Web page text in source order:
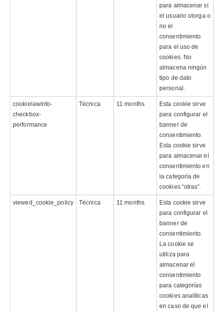
para almacenar si
el usuario otorga o
no el
consentimiento
para el uso de
cookies. No
almacena ningún
tipo de dato
personal.
cookielawinfo-
checkbox-
performance
Técnica 11 months
Esta cookie sirve
para configurar el
banner de
consentimiento.
Esta cookie sirve
para almacenar el
consentimiento en
la categoría de
cookies “otras”.
viewed_cookie_policy Técnica 11 months
Esta cookie sirve
para configurar el
banner de
consentimiento.
La cookie se
utiliza para
almacenar el
consentimiento
para categorías
cookies analíticas
en caso de que el